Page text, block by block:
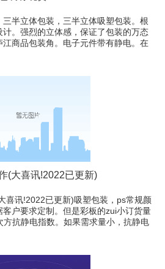
半立体包装，三半立体吸塑包装。根
。强烈的立体感，保证了包装的万态
商品包装角。电子元件带有静电。在
(大喜讯!2022已更新)
喜讯!2022已更新)吸塑包装，ps常规颜
户要求定制。但是彩板的zui小订货量
抗静电指数。如果需求量小，抗静电